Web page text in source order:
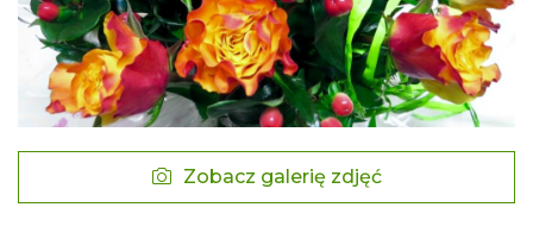
Zobacz galerię zdjęć